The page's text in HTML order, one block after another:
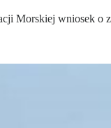
Morskiej wniosek o